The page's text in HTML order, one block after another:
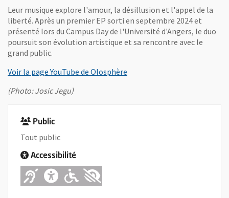
Leur musique explore l'amour, la désillusion et l'appel de la
liberté. Après un premier EP sorti en septembre 2024 et
présenté lors du Campus Day de l'Université d'Angers, le duo
poursuit son évolution artistique et sa rencontre avec le
grand public.
Voir la page YouTube de Olosphère
(Photo: Josic Jegu)
Public
Tout public
Accessibilité
Adapté pour l'handicap Auditif
Adapté pour l'handicap
Adapté pour l'handicap